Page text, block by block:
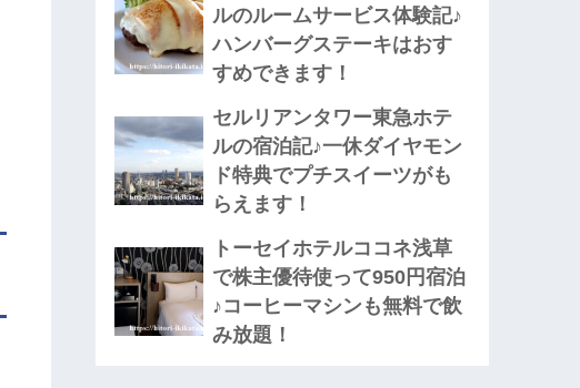
ルのルームサービス体験記♪
ハンバーグステーキはおす
すめできます！
セルリアンタワー東急ホテ
ルの宿泊記♪一休ダイヤモン
ド特典でプチスイーツがも
らえます！
トーセイホテルココネ浅草
で株主優待使って950円宿泊
♪コーヒーマシンも無料で飲
み放題！